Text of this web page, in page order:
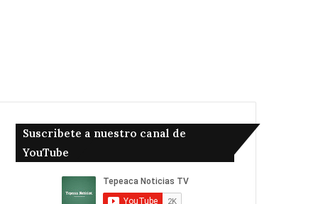
Suscribete a nuestro canal de
YouTube